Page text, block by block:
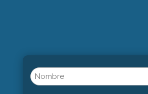
Name
(Obligatorio)